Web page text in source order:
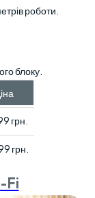
роботи.
блоку.
грн.
грн.
Fi